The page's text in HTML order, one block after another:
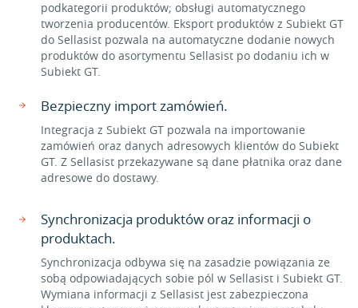
podkategorii produktów; obsługi automatycznego
tworzenia producentów. Eksport produktów z Subiekt GT
do Sellasist pozwala na automatyczne dodanie nowych
produktów do asortymentu Sellasist po dodaniu ich w
Subiekt GT.
Bezpieczny import zamówień.
Integracja z Subiekt GT pozwala na importowanie
zamówień oraz danych adresowych klientów do Subiekt
GT. Z Sellasist przekazywane są dane płatnika oraz dane
adresowe do dostawy.
Synchronizacja produktów oraz informacji o
produktach.
Synchronizacja odbywa się na zasadzie powiązania ze
sobą odpowiadających sobie pól w Sellasist i Subiekt GT.
Wymiana informacji z Sellasist jest zabezpieczona